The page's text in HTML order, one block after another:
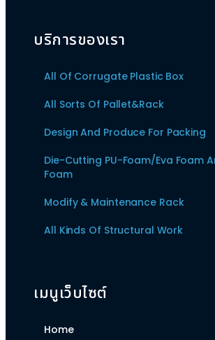
บริการของเรา
All Of Corrugate Plastic Box
All Sorts Of Pallet&Rack
Design And Produce For Packing
Die-Cutting PU-Foam/Eva Foam
Foam
Modify & Maintenance Rack
All Kinds Of Structural Work
เมนูเว็บไซต์
Home